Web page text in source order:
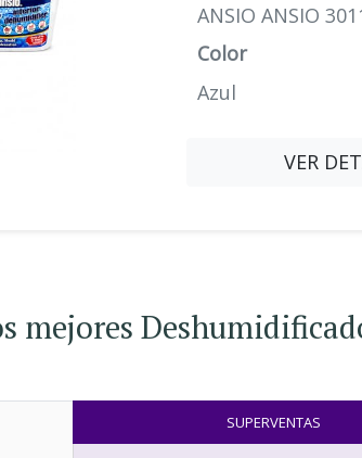
ANSIO ANSIO
Color
Azul
VER
mejores
SUPERVENTAS